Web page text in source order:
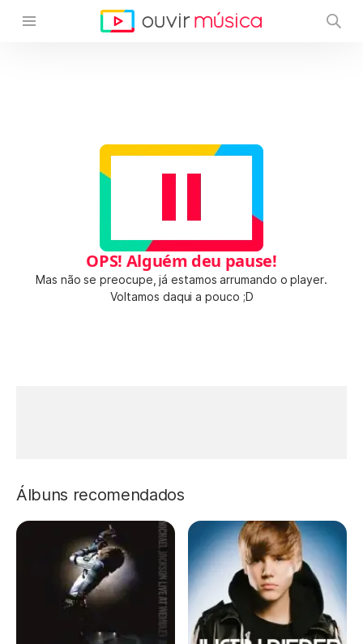
OPS! Alguém deu pause!
Mas não se preocupe, já estamos arrumando o player.
Voltamos daqui a pouco ;D
Álbuns recomendados